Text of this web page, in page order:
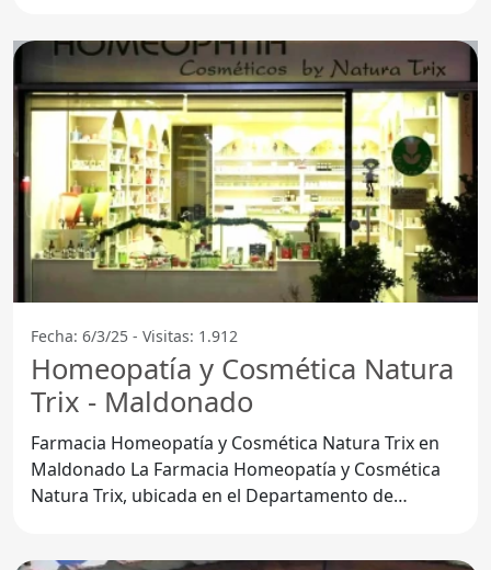
Fecha: 6/3/25 - Visitas: 1.912
Homeopatía y Cosmética Natura
Trix - Maldonado
Farmacia Homeopatía y Cosmética Natura Trix en
Maldonado La Farmacia Homeopatía y Cosmética
Natura Trix, ubicada en el Departamento de